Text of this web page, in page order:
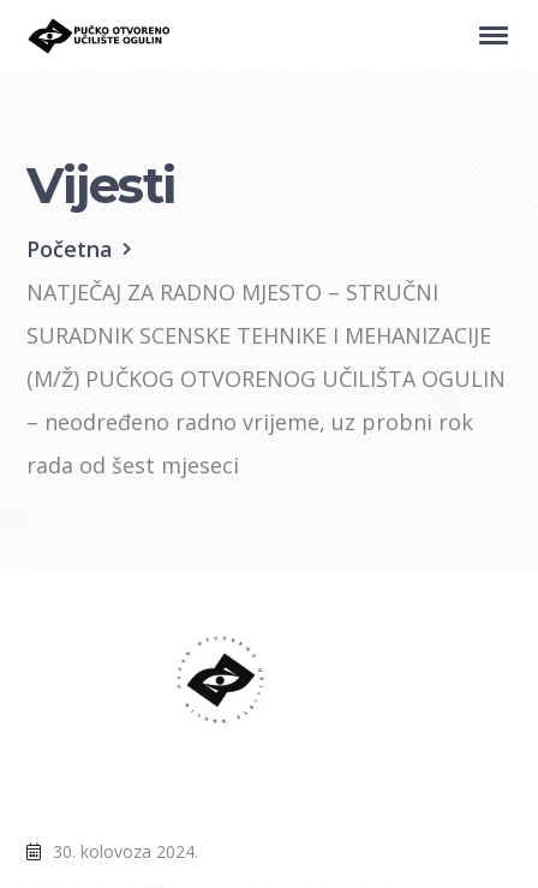
Vijesti
Početna
NATJEČAJ ZA RADNO MJESTO – STRUČNI
SURADNIK SCENSKE TEHNIKE I MEHANIZACIJE
(M/Ž) PUČKOG OTVORENOG UČILIŠTA OGULIN
– neodređeno radno vrijeme, uz probni rok
rada od šest mjeseci
30. kolovoza 2024.